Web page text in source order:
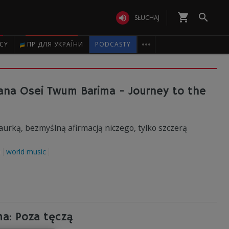
 SŁUCHAJ shopping_cart 
ПР ДЛЯ УКРАЇНИ PODCASTY 
Osei Twum Barima - Journey to the
bezmyślną afirmacją niczego, tylko szczerą
world music
Poza tęczą